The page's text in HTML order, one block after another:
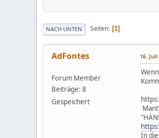
NACH UNTEN Seiten 1
AdFontes
Forum Member
Beiträge: 8
Gespeichert
16. Juli
In